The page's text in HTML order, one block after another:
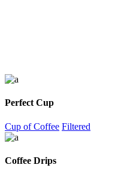
Perfect Cup
Cup of Coffee Filtered
Coffee Drips